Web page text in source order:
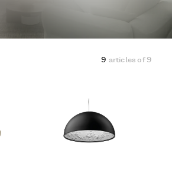
9 articles of9